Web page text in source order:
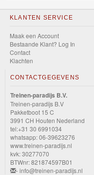
KLANTEN SERVICE
Maak een Account
Bestaande Klant? Log In
Contact
Klachten
CONTACTGEGEVENS
Treinen-paradijs B.V.
Treinen-paradijs B.V
Pakketboot 15 C
3991 CH Houten Nederland
tel:+31 30 6991034
whatsapp: 06-39623276
www.treinen-paradijs.nl
kvk: 30277070
BTWnr: 821874597B01
- info@treinen-paradijs.nl